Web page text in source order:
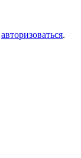
авторизоваться.